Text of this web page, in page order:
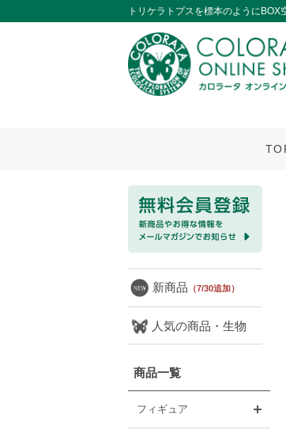
トリケラトプスを標本のように
新商品 （7/30追加）
人気の商品・生物
商品一覧
フィギュア